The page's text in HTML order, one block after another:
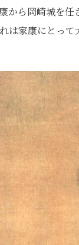
から岡崎城を
家康にとって